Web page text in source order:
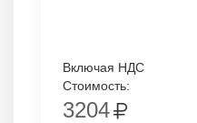
Включая НДС
Стоимость:
3204